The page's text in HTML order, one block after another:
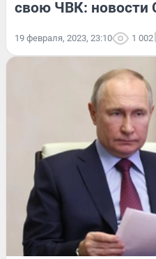
свою ЧВК: новости
19 февраля, 2023, 23:10 1 002